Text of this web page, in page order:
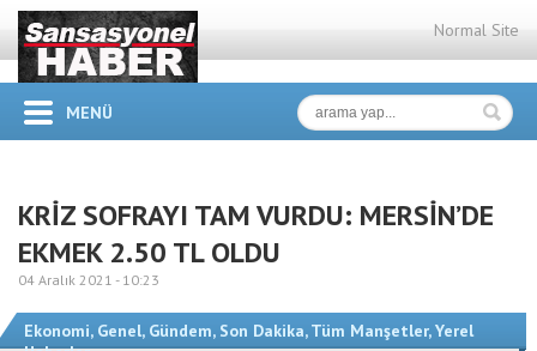
Normal Site
MENÜ
KRİZ SOFRAYI TAM VURDU: MERSİN’DE
EKMEK 2.50 TL OLDU
04 Aralık 2021 - 10:23
Ekonomi, Genel, Gündem, Son Dakika,Tüm Manşetler,Yerel